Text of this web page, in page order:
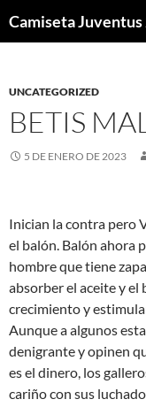
UNCATEGORIZED
BETIS
5 DE ENERO DE 2023
Inician la contra pero
el balón. Balón ahora
hombre que tiene
absorber el aceite y el
crecimiento y
Aunque a algunos
denigrante y opinen
es el dinero, los
cariño con sus